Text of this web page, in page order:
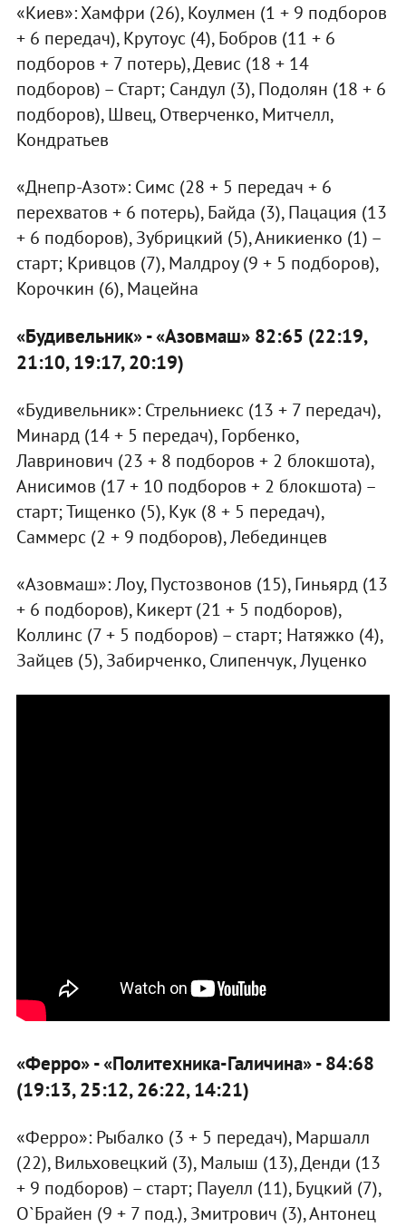
«Киев»: Хамфри (26), Коулмен (1 + 9 подборов
+ 6 передач), Крутоус (4), Бобров (11 + 6
подборов + 7 потерь), Девис (18 + 14
подборов) – Старт; Сандул (3), Подолян (18 + 6
подборов), Швец, Отверченко, Митчелл,
Кондратьев
«Днепр-Азот»: Симс (28 + 5 передач + 6
перехватов + 6 потерь), Байда (3), Пацация (13
+ 6 подборов), Зубрицкий (5), Аникиенко (1) –
старт; Кривцов (7), Малдроу (9 + 5 подборов),
Корочкин (6), Мацейна
«Будивельник» - «Азовмаш» 82:65 (22:19,
21:10, 19:17, 20:19)
«Будивельник»: Стрельниекс (13 + 7 передач),
Минард (14 + 5 передач), Горбенко,
Лавринович (23 + 8 подборов + 2 блокшота),
Анисимов (17 + 10 подборов + 2 блокшота) –
старт; Тищенко (5), Кук (8 + 5 передач),
Саммерс (2 + 9 подборов), Лебединцев
«Азовмаш»: Лоу, Пустозвонов (15), Гиньярд (13
+ 6 подборов), Кикерт (21 + 5 подборов),
Коллинс (7 + 5 подборов) – старт; Натяжко (4),
Зайцев (5), Забирченко, Слипенчук, Луценко
«Ферро» - «Политехника-Галичина» - 84:68
(19:13, 25:12, 26:22, 14:21)
«Ферро»: Рыбалко (3 + 5 передач), Маршалл
(22), Вильховецкий (3), Малыш (13), Денди (13
+ 9 подборов) – старт; Пауелл (11), Буцкий (7),
О`Брайен (9 + 7 под.), Змитрович (3), Антонец